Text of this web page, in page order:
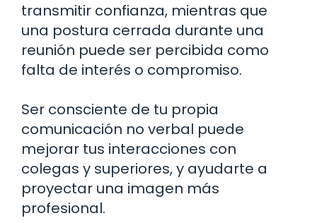
transmitir confianza, mientras que
una postura cerrada durante una
reunión puede ser percibida como
falta de interés o compromiso.
Ser consciente de tu propia
comunicación no verbal puede
mejorar tus interacciones con
colegas y superiores, y ayudarte a
proyectar una imagen más
profesional.